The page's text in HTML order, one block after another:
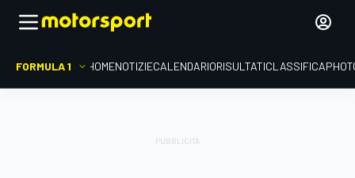
FORMULA 1 HOMENOTIZIECALENDARIORISULTATICLASSIFICA